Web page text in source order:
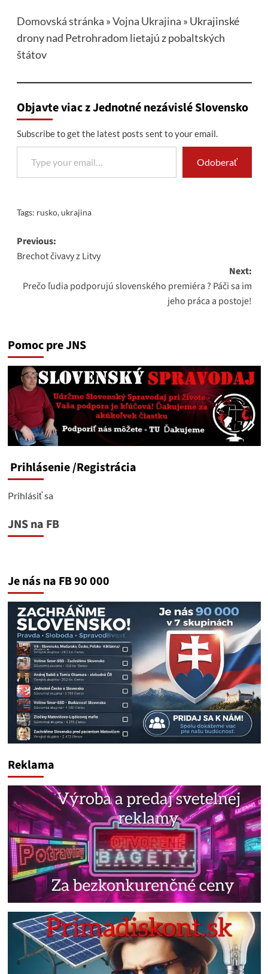
Domovská stránka »Vojna Ukrajina » Ukrajinské
drony nad Petrohradom lietajú z pobaltských
štátov
Objavte viac z Jednotné nezávislé Slovensko
Subscribe to get the latest posts sent to your email.
Type your email…
Odoberať
Tags: rusko,ukrajina
Post
navigation
Previous:
Brechot čivavy z Litvy
Next:
Prečo ľudia podporujú slovenského premiéra ? Páči sa im
jeho práca a postoje!
Pomoc pre JNS
Prihlásenie/Registrácia
Prihlásiť sa
JNS na FB
Je nás na FB 90 000
Reklama